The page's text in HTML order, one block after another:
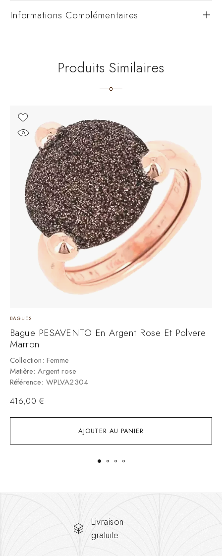
Informations Complémentaires
Produits Similaires
AJOUTER AU PANIER
BAGUES
Bague PESAVENTO En Argent Rose Et Polvere
Marron
Collection: Femme
Matière: Argent rose
Référence: WPLVA2304
416,00 €
Livraison
gratuite